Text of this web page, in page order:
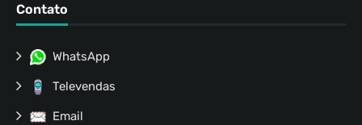
Contato
WhatsApp
Televendas
Email